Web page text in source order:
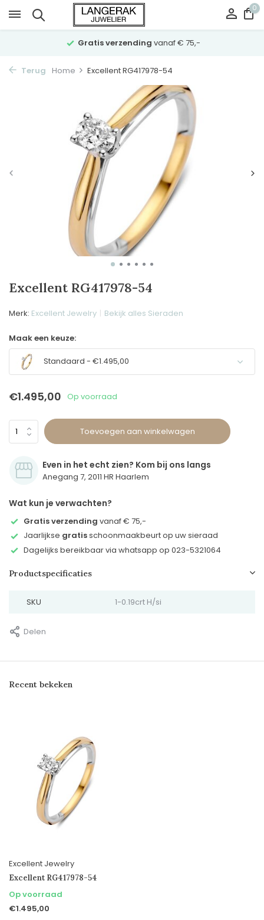
0
Gratis verzending vanaf € 75,-
Terug Home Excellent RG417978-54
Excellent RG417978-54
Merk: Excellent Jewelry Bekijk alles Sieraden
Maak een keuze:
Standaard - €1.495,00
€1.495,00 Op voorraad
Toevoegen aan winkelwagen
Even in het echt zien? Kom bij ons langs
Anegang 7, 2011 HR Haarlem
Wat kun je verwachten?
Gratis verzending vanaf € 75,-
Jaarlijkse gratisschoonmaakbeurt op uw sieraad
Dagelijks bereikbaar via whatsapp op 023-5321064
Productspecificaties
SKU 1-0.19crt H/si
Delen
Recent bekeken
Excellent Jewelry
Excellent RG417978-54
Op voorraad
€1.495,00